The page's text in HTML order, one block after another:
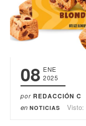
08 ENE
2025
por REDACCIÓN C
en NOTICIAS Visto: